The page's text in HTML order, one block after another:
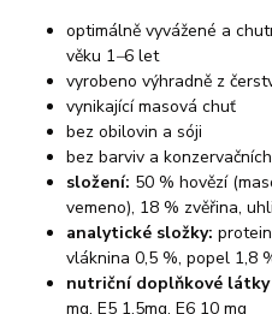
optimálně vyvážené a
věku 1–6 let
vyrobeno výhradně z
vynikající masová chuť
bez obilovin a sóji
bez barviv a
složení: 50 % hovězí
vemeno), 18 % zvěřina,
analytické složky:
vláknina 0,5 %, popel 1,8
nutriční doplňkové látky
mg, E5 1,5mg, E6 10 mg